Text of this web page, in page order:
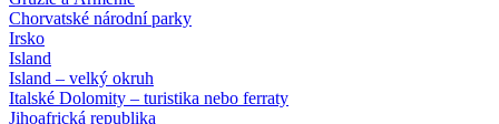
Chorvatské národní parky
Irsko
Island
Island – velký okruh
Italské Dolomity – turistika nebo ferraty
Jihoafrická republika